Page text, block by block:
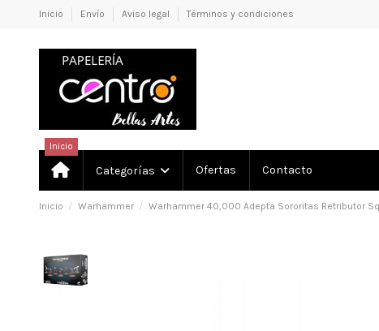
Inicio Envío Aviso legal Términos y condiciones
Inicio
Categorías Ofertas Contacto
Inicio Warhammer Warhammer 40,000 Adepta Sororitas Retributor